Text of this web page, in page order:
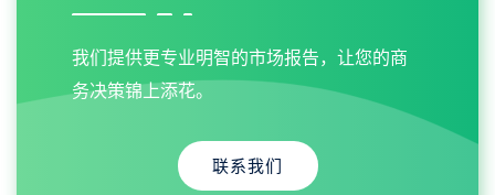
我们提供更专业明智的市场报告，让您的商
务决策锦上添花。
联系我们